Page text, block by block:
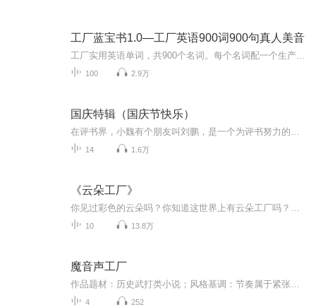
工厂蓝宝书1.0—工厂英语900词900句真人美音
100 2.9万
国庆特辑（国庆节快乐）
14 1.6万
《云朵工厂》
10 13.8万
魔音声工厂
4 252